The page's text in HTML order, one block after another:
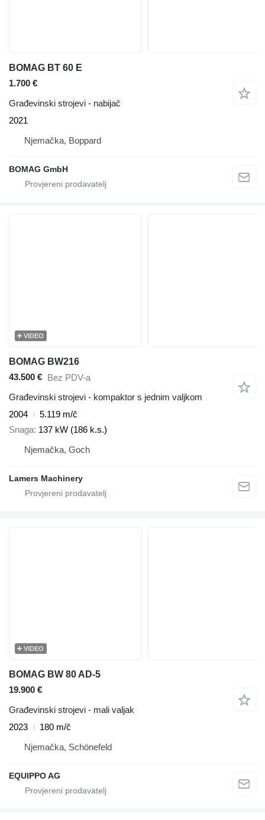
BOMAG BT 60 E
1.700 €
Građevinski strojevi - nabijač
2021
Njemačka, Boppard
BOMAG GmbH
VIDEO
BOMAG BW216
43.500 € Bez PDV-a
Građevinski strojevi - kompaktor s jednim valjkom
2004
5.119 m/č
Snaga 137 kW (186 k.s.)
Njemačka, Goch
Lamers Machinery
VIDEO
BOMAG BW 80 AD-5
19.900 €
Građevinski strojevi - mali valjak
2023
180 m/č
Njemačka, Schönefeld
EQUIPPO AG